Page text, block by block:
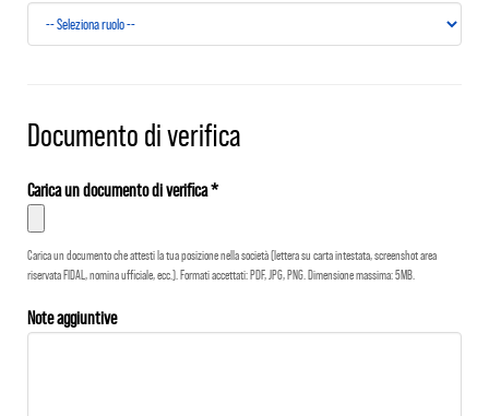
Documento di verifica
Carica un documento di verifica *
Carica un documento che attesti la tua posizione nella società (lettera su carta intestata, screenshot area
riservata FIDAL, nomina ufficiale, ecc.). Formati accettati: PDF, JPG, PNG. Dimensione massima: 5MB.
Note aggiuntive